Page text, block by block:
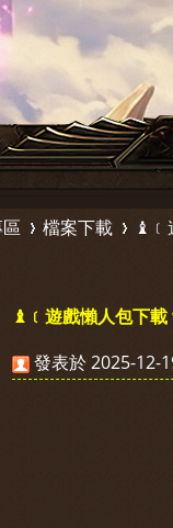
›
檔案下載
›
♝﹝
♝﹝遊戲懶人包下
發表於 2025-12-